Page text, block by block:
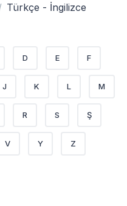
Türkçe - İngilizce
D E F
J K L M
R S Ş
V Y Z